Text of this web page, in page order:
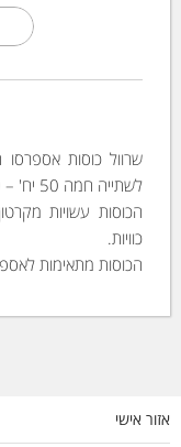
לשתייה חמה 50 יח' – 100מ"ל.
הכוסות עשויות
כוויות.
הכוסות מתאימות
אזור אישי